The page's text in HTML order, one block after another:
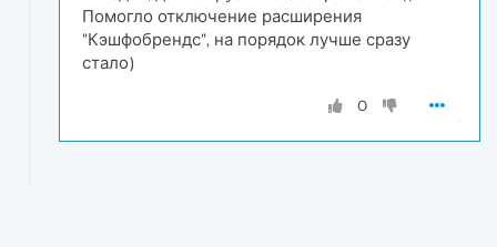
Помогло отключение расширения
"Кэшфобрендс", на порядок лучше сразу
стало)
0